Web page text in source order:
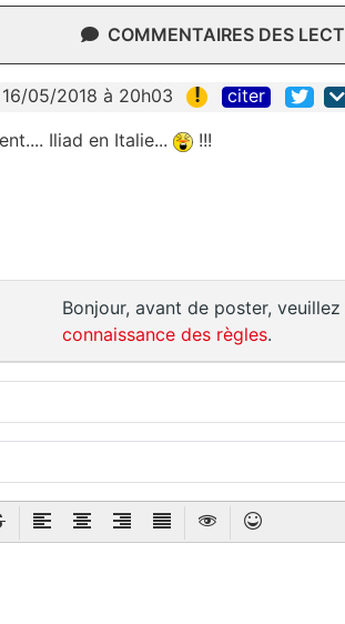
COMMENTAIRES DES
05/2018 à 20h03 ! citer
Iliad en Italie...
!!!
Bonjour, avant de poster,
connaissance des règles.